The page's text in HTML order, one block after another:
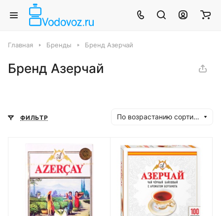
Главная Бренды Бренд Азерчай
Бренд Азерчай
ФИЛЬТР По возрастанию сортировки